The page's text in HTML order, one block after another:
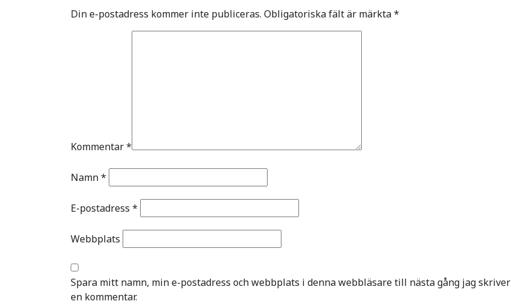
Din e-postadress kommer inte publiceras. Obligatoriska fält är märkta*
Kommentar*
Namn*
E-postadress *
Webbplats
Spara mitt namn, min e-postadress och webbplats i denna webbläsare till nästa gång jag skriver
en kommentar.